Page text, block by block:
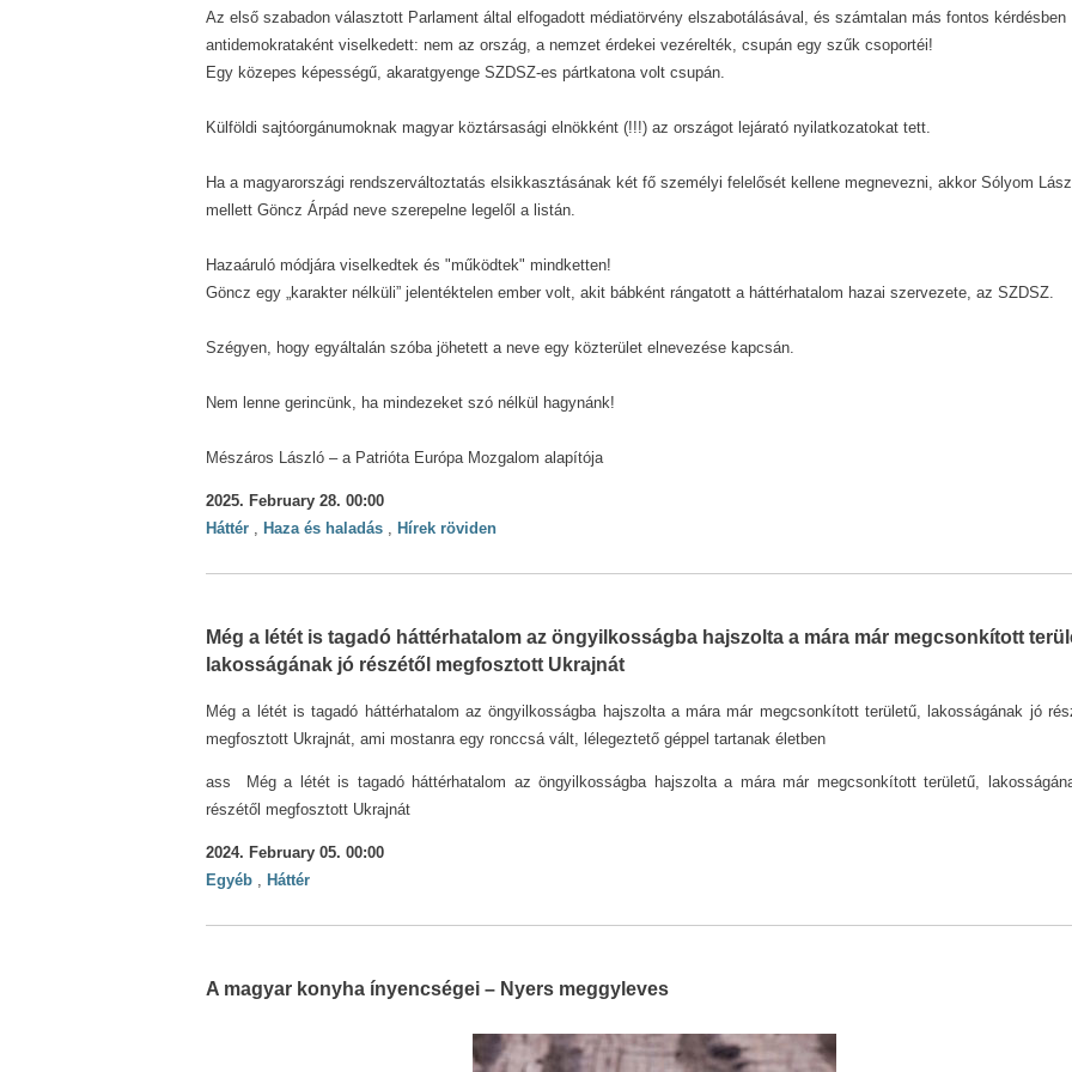
Az első szabadon választott Parlament által elfogadott médiatörvény elszabotálásával, és számtalan más fontos kérdésben
antidemokrataként viselkedett: nem az ország, a nemzet érdekei vezérelték, csupán egy szűk csoportéi!
Egy közepes képességű, akaratgyenge SZDSZ-es pártkatona volt csupán.
Külföldi sajtóorgánumoknak magyar köztársasági elnökként (!!!) az országot lejárató nyilatkozatokat tett.
Ha a magyarországi rendszerváltoztatás elsikkasztásának két fő személyi felelősét kellene megnevezni, akkor Sólyom
mellett Göncz Árpád neve szerepelne legelől a listán.
Hazaáruló módjára viselkedtek és "működtek" mindketten!
Göncz egy „karakter nélküli” jelentéktelen ember volt, akit bábként rángatott a háttérhatalom hazai szervezete, az SZDSZ.
Szégyen, hogy egyáltalán szóba jöhetett a neve egy közterület elnevezése kapcsán.
Nem lenne gerincünk, ha mindezeket szó nélkül hagynánk!
Mészáros László – a Patrióta Európa Mozgalom alapítója
2025. February 28. 00:00
Háttér
Haza és haladás Hírek röviden
Még a létét is tagadó háttérhatalom az öngyilkosságba hajszolta a mára már megcsonkított
lakosságának jó részétől megfosztott Ukrajnát
Még a létét is tagadó háttérhatalom az öngyilkosságba hajszolta a mára már megcsonkított területű, lakosságának jó
megfosztott Ukrajnát, ami mostanra egy ronccsá vált, lélegeztető géppel tartanak életben
ass Még a létét is tagadó háttérhatalom az öngyilkosságba hajszolta a mára már megcsonkított területű,
részétől megfosztott Ukrajnát
2024. February 05. 00:00
Egyéb
Háttér
A magyar konyha ínyencségei – Nyers meggyleves